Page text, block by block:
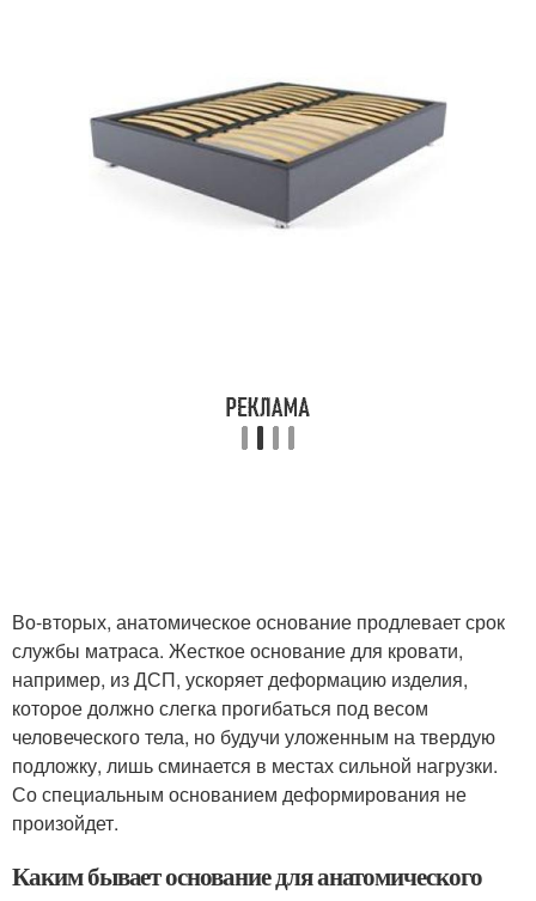
Во-вторых, анатомическое основание продлевает срок
службы матраса. Жесткое основание для кровати,
например, из ДСП, ускоряет деформацию изделия,
которое должно слегка прогибаться под весом
человеческого тела, но будучи уложенным на твердую
подложку, лишь сминается в местах сильной нагрузки.
Со специальным основанием деформирования не
произойдет.
Каким бывает основание для анатомического